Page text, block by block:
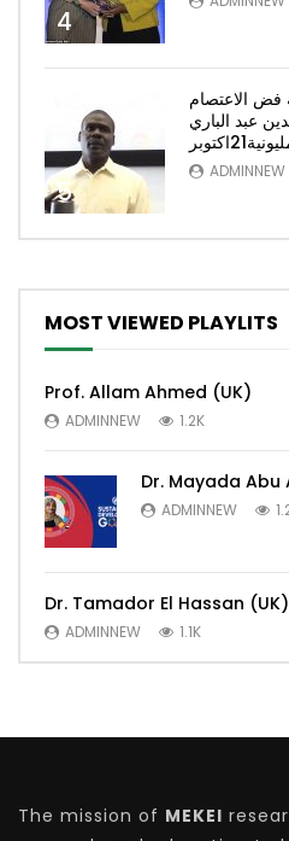
4
5
فض الاعتصام
عبد الباري
ADMINNEW
MOST VIEWED PLAYLITS
Prof. Allam Ahmed (UK)
ADMINNEW 1.2K
Dr. Mayada Abu
ADMINNEW
Dr. Tamador El Hassan (UK)
ADMINNEW 1.1K
The mission of MEKEI